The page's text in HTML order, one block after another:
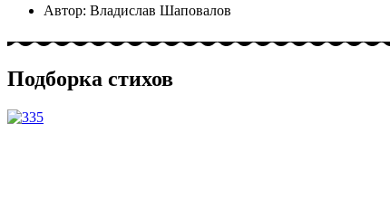
Автор: Владислав Шаповалов
Подборка стихов